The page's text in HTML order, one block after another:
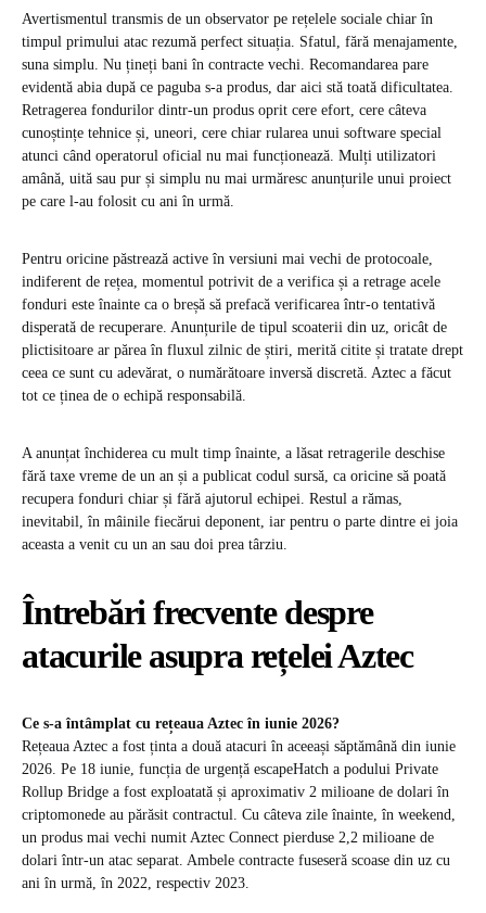
Avertismentul transmis de un observator pe rețelele sociale chiar în
timpul primului atac rezumă perfect situația. Sfatul, fără menajamente,
suna simplu. Nu țineți bani în contracte vechi. Recomandarea pare
evidentă abia după ce paguba s-a produs, dar aici stă toată dificultatea.
Retragerea fondurilor dintr-un produs oprit cere efort, cere câteva
cunoștințe tehnice și, uneori, cere chiar rularea unui software special
atunci când operatorul oficial nu mai funcționează. Mulți utilizatori
amână, uită sau pur și simplu nu mai urmăresc anunțurile unui proiect
pe care l-au folosit cu ani în urmă.
Pentru oricine păstrează active în versiuni mai vechi de protocoale,
indiferent de rețea, momentul potrivit de a verifica și a retrage acele
fonduri este înainte ca o breșă să prefacă verificarea într-o tentativă
disperată de recuperare. Anunțurile de tipul scoaterii din uz, oricât de
plictisitoare ar părea în fluxul zilnic de știri, merită citite și tratate drept
ceea ce sunt cu adevărat, o numărătoare inversă discretă. Aztec a făcut
tot ce ținea de o echipă responsabilă.
A anunțat închiderea cu mult timp înainte, a lăsat retragerile deschise
fără taxe vreme de un an și a publicat codul sursă, ca oricine să poată
recupera fonduri chiar și fără ajutorul echipei. Restul a rămas,
inevitabil, în mâinile fiecărui deponent, iar pentru o parte dintre ei joia
aceasta a venit cu un an sau doi prea târziu.
Întrebări frecvente despre
atacurile asupra rețelei Aztec
Ce s-a întâmplat cu rețeaua Aztec în iunie 2026?
Rețeaua Aztec a fost ținta a două atacuri în aceeași săptămână din iunie
2026. Pe 18 iunie, funcția de urgență escapeHatch a podului Private
Rollup Bridge a fost exploatată și aproximativ 2 milioane de dolari în
criptomonede au părăsit contractul. Cu câteva zile înainte, în weekend,
un produs mai vechi numit Aztec Connect pierduse 2,2 milioane de
dolari într-un atac separat. Ambele contracte fuseseră scoase din uz cu
ani în urmă, în 2022, respectiv 2023.